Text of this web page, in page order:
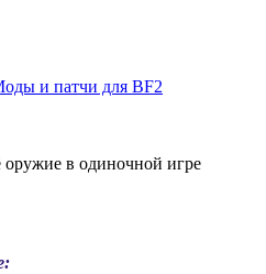
и патчи для BF2
оружие в одиночной игре